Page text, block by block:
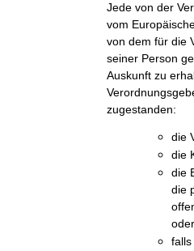
Jede von der
vom
von dem für die
seiner Person
Auskunft zu
zugestanden:
die
die
die
die